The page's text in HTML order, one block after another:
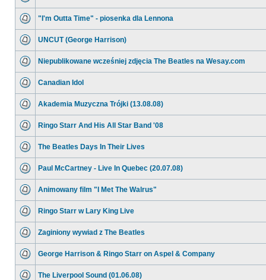
"I'm Outta Time" - piosenka dla Lennona
UNCUT (George Harrison)
Niepublikowane wcześniej zdjęcia The Beatles na Wesay.com
Canadian Idol
Akademia Muzyczna Trójki (13.08.08)
Ringo Starr And His All Star Band '08
The Beatles Days In Their Lives
Paul McCartney - Live In Quebec (20.07.08)
Animowany film "I Met The Walrus"
Ringo Starr w Lary King Live
Zaginiony wywiad z The Beatles
George Harrison & Ringo Starr on Aspel & Company
The Liverpool Sound (01.06.08)